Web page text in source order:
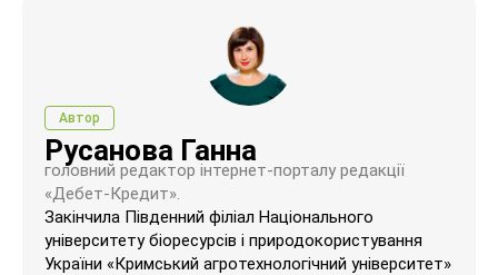
Автор
Русанова Ганна
головний редактор інтернет-порталу редакції
«Дебет-Кредит».
Закінчила Південний філіал Національного
університету біоресурсів і природокористування
України «Кримський агротехнологічний університет»